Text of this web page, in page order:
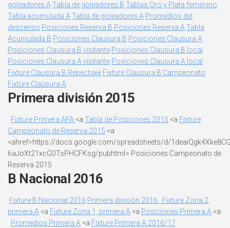
goleadores ATabla de goleadores B Tablas Oro y Plata femenino
Tabla acumulada ATabla de goleadores A Promedios del
descenso Posiciones Reserva B Posiciones Reserva ATabla
Acumulada B Posiciones Clausura B Posiciones Clausura A
Posiciones Clausura B visitante Posiciones Clausura B local
Posiciones Clausura A visitante Posiciones Clausura A local
Fixture Clausura B Repechaje Fixture Clausura B Campeonato
Fixture Clausura A
Primera división 2015
Fixture Primera AFA <a Tabla de Posiciones 2015 <a Fixture
Campeonato de Reserva 2015 <a
<ahref=https://docs.google.com/spreadsheets/d/
6aJoXt21xcG0TsPHCFKsg/pubhtml> Posiciones Campeonato de
Reserva 2015
B Nacional 2016
Fixture B Nacional 2016 Primera división 2016 Fixture Zona 2,
primera A <a Fixture Zona 1, primera A <a Posiciones Primera A <a
Promedios Primera A <a Fixture Primera A 2016/17